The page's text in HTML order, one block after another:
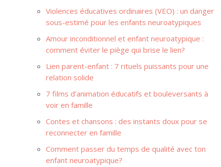
Violences éducatives ordinaires (VEO) : un danger
sous-estimé pour les enfants neuroatypiques
Amour inconditionnel et enfant neuroatypique :
comment éviter le piège qui brise le lien?
Lien parent-enfant : 7 rituels puissants pour une
relation solide
7 films d’animation éducatifs et bouleversants à
voir en famille
Contes et chansons : des instants doux pour se
reconnecter en famille
Comment passer du temps de qualité avec ton
enfant neuroatypique?